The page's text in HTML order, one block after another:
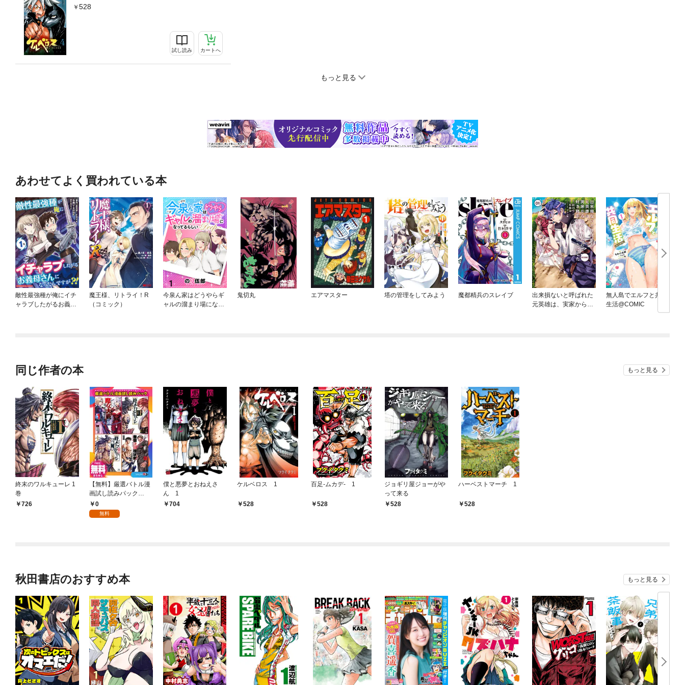
528
試し読み カートへ
もっと見る
あわせてよく買われている本
敵性最強種が俺にイチ
ャラブしたがるお義母
魔王様、リトライ！R
（コミック）
今泉ん家はどうやらギ
ャルの溜まり場になっ
鬼切丸 エアマスター 塔の管理をしてみよう 魔都精兵のスレイブ
出来損ないと呼ばれた
元英雄は、実家から追
無人島でエルフと共同
生活@COMIC
同じ作者の本 もっと見る
終末のワルキューレ 1
巻
726
【無料】厳選バトル漫
画試し読みパック
《「終末のワルキュー
レ」含む全4作品》
0
無料
僕と悪夢とおねえさ
ん 1
704
ケルベロス 1
528
百足-ムカデ- 1
528
ジョギリ屋ジョーがや
って来る
528
ハーベストマーチ 1
528
秋田書店のおすすめ本 もっと見る